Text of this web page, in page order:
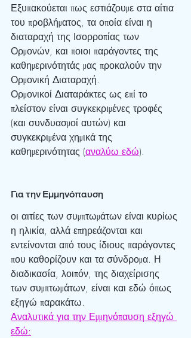
Εξυπακούεται πως εστιάζουμε στα αίτια
του προβλήματος, τα οποία είναι η
διαταραχή της Ισορροπίας των
Ορμονών, και ποιοι παράγοντες της
καθημερινότητάς μας προκαλούν την
Ορμονική Διαταραχή.
Ορμονικοί Διαταράκτες ως επί το
πλείστον είναι συγκεκριμένες τροφές
(και συνδυασμοί αυτών) και
συγκεκριμένα χημικά της
καθημερινότητας (αναλύω εδώ).
Για την Εμμηνόπαυση
οι αιτίες των συμπτωμάτων είναι κυρίως
η ηλικία, αλλά επηρεάζονται και
εντείνονται από τους ίδιους παράγοντες
που καθορίζουν και τα σύνδρομα. Η
διαδικασία, λοιπόν, της διαχείρισης
των συμπτωμάτων, είναι και εδώ όπως
εξηγώ παρακάτω.
Αναλυτικά για την Εμμηνόπαυση εξηγώ
εδώ: